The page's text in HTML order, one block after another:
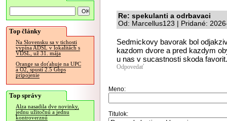
Top články
Na Slovensku sa v tichosti
vypína ADSL v lokalitách s
VDSL, už 31. mája
Orange sa doťahuje na UPC
a O2, spustí 2.5 Gbps
pripojenie
Top správy
Alza nasadila dve novinky,
jednu užitočnú a jednu
kontroverznú
Re: spekulanti a odrbavaci
Od: Marcellus123 | Pridané:
Sedmickovy bavorak bol
kazdom dvore a pred kazdym
u nas v sucastnosti skoda favorit.
Odpovedať
Meno:
Titulok: